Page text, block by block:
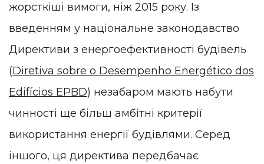
жорсткіші вимоги, ніж 2015 року. Із
введенням у національне законодавство
Директиви з енергоефективності будівель
(Diretiva sobre o Desempenho Energético dos
Edifícios EPBD) незабаром мають набути
чинності ще більш амбітні критерії
використання енергії будівлями. Серед
іншого, ця директива передбачає